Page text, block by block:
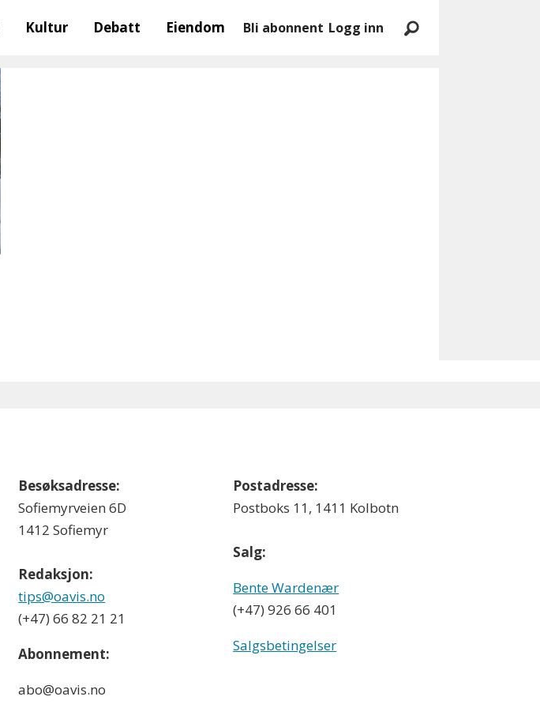
Kultur Debatt Eiendom Bli abonnent Logg inn
Besøksadresse:
Sofiemyrveien 6D
1412 Sofiemyr
Redaksjon:
tips@oavis.no
(+47) 66 82 21 21
Abonnement:
abo@oavis.no
Postadresse:
Postboks 11, 1411 Kolbotn
Salg:
Bente Wardenær
(+47) 926 66 401
Salgsbetingelser